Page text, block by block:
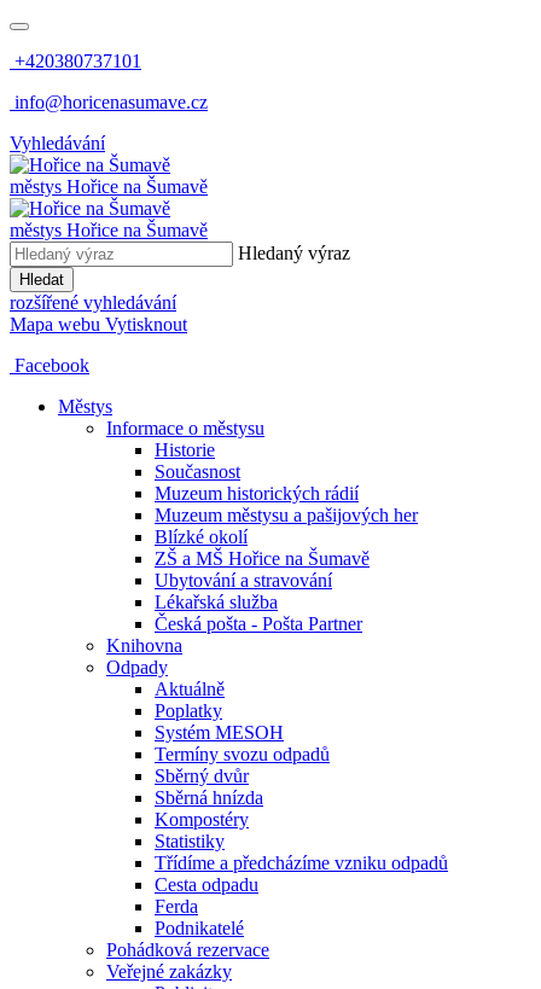
+420380737101
info@horicenasumave.cz
Vyhledávání
městys Hořice na Šumavě
městys Hořice na Šumavě
Hledaný výraz
Hledat
rozšířené vyhledávání
Mapa webu Vytisknout
Facebook
Městys
Informace o městysu
Historie
Současnost
Muzeum historických rádií
Muzeum městysu a pašijových her
Blízké okolí
ZŠ a MŠ Hořice na Šumavě
Ubytování a stravování
Lékařská služba
Česká pošta - Pošta Partner
Knihovna
Odpady
Aktuálně
Poplatky
Systém MESOH
Termíny svozu odpadů
Sběrný dvůr
Sběrná hnízda
Kompostéry
Statistiky
Třídíme a předcházíme vzniku odpadů
Cesta odpadu
Ferda
Podnikatelé
Pohádková rezervace
Veřejné zakázky